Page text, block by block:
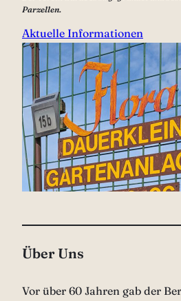
Parzellen.
Aktuelle Informationen
Über Uns
Vor über 60 Jahren gab der